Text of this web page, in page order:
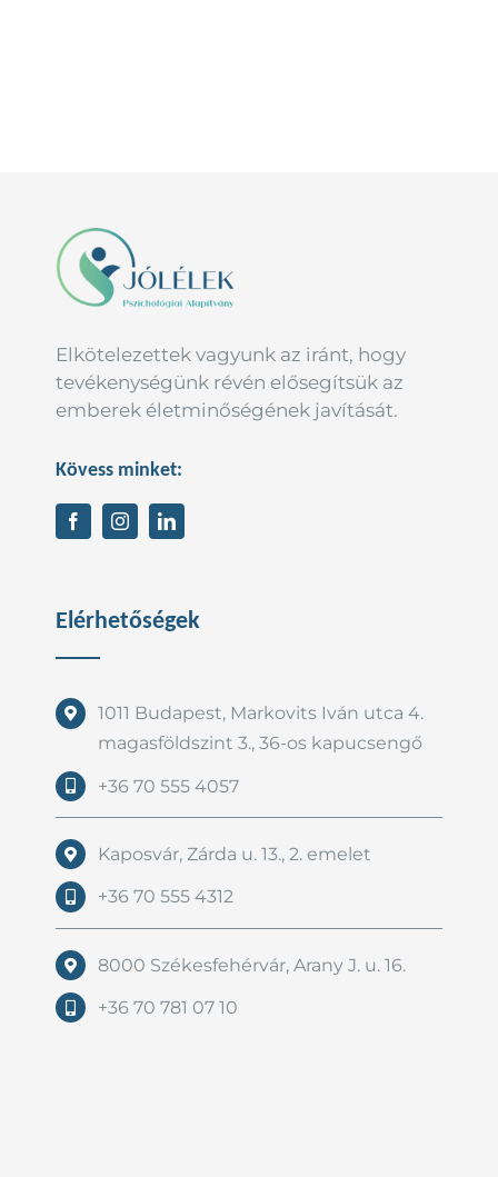
Elkötelezettek vagyunk az iránt, hogy
tevékenységünk révén elősegítsük az
emberek életminőségének javítását.
Kövess minket:
Elérhetőségek
1011 Budapest, Markovits Iván utca 4.
magasföldszint 3., 36-os kapucsengő
+36 70 555 4057
Kaposvár, Zárda u. 13., 2. emelet
+36 70 555 4312
8000 Székesfehérvár, Arany J. u. 16.
+36 70 781 07 10